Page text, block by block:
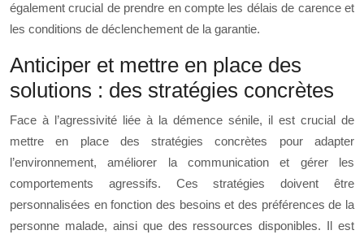
également crucial de prendre en compte les délais de carence et
les conditions de déclenchement de la garantie.
Anticiper et mettre en place des
solutions : des stratégies concrètes
Face à l’agressivité liée à la démence sénile, il est crucial de
mettre en place des stratégies concrètes pour adapter
l’environnement, améliorer la communication et gérer les
comportements agressifs. Ces stratégies doivent être
personnalisées en fonction des besoins et des préférences de la
personne malade, ainsi que des ressources disponibles. Il est